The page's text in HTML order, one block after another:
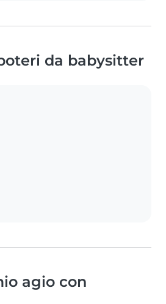
da babysitter
agio con